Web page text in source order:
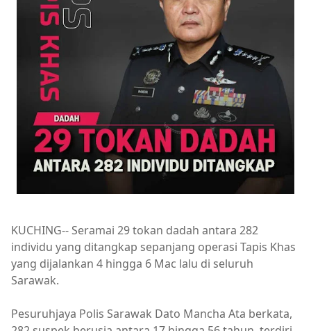
KUCHING-- Seramai 29 tokan dadah antara 282
individu yang ditangkap sepanjang operasi Tapis Khas
yang dijalankan 4 hingga 6 Mac lalu di seluruh
Sarawak.
Pesuruhjaya Polis Sarawak Dato Mancha Ata berkata,